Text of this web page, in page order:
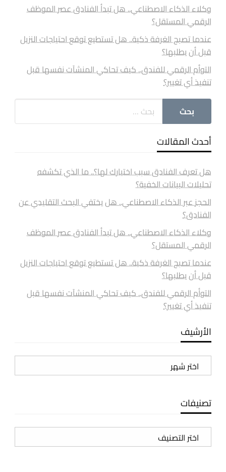
وكلاء الذكاء الاصطناعي.. هل تبدأ الفنادق عصر الموظف
الرقمي المستقل؟
عندما تصبح الغرفة ذكية.. هل تستطيع توقع احتياجات النزيل
قبل أن يطلبها؟
التوأم الرقمي للفندق.. كيف تحاكي المنشآت نفسها قبل
تنفيذ أي تغيير؟
أحدث المقالات
هل تعرف الفنادق سبب اختيارك لها؟.. ما الذي تكشفه
تحليلات البيانات الخفية؟
الحجز عبر الذكاء الاصطناعي.. هل يختفي البحث التقليدي عن
الفنادق؟
وكلاء الذكاء الاصطناعي.. هل تبدأ الفنادق عصر الموظف
الرقمي المستقل؟
عندما تصبح الغرفة ذكية.. هل تستطيع توقع احتياجات النزيل
قبل أن يطلبها؟
التوأم الرقمي للفندق.. كيف تحاكي المنشآت نفسها قبل
تنفيذ أي تغيير؟
الأرشيف
الأرشيف
تصنيفات
تصنيفات